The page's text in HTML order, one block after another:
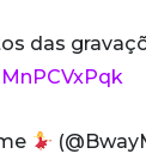
das